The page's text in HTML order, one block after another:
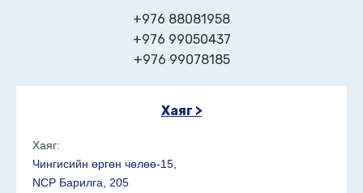
+976 88081958
+976 99050437
+976 99078185
Хаяг >
Хаяг:
Чингисийн өргөн чөлөө-15,
NCP Барилга, 205